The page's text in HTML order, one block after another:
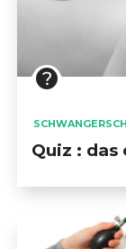
Quiz :